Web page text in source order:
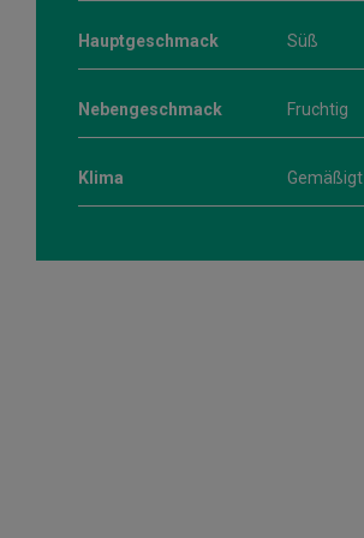
Hauptgeschmack Süß
Nebengeschmack Fruchtig
Klima Gemäßigt